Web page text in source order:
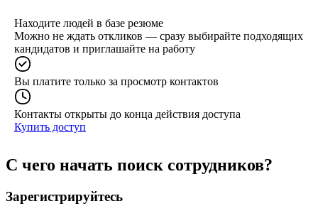
Находите людей в базе резюме
Можно не ждать откликов — сразу выбирайте подходящих
кандидатов и приглашайте на работу
Вы платите только за просмотр контактов
Контакты открыты до конца действия доступа
Купить доступ
С чего начать поиск сотрудников?
Зарегистрируйтесь